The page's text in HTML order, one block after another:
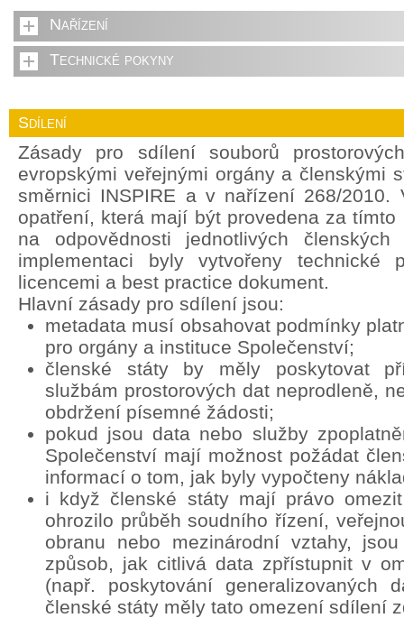
Nařízení
Technické pokyny
Sdílení
Zásady pro sdílení souborů
evropskými veřejnými orgány a členskými
směrnici INSPIRE a v nařízení 268/2010.
opatření, která mají být provedena za tímto
na odpovědnosti jednotlivých
implementaci byly vytvořeny technické
licencemi a best practice dokument.
Hlavní zásady pro sdílení jsou:
metadata musí obsahovat podmínky
pro orgány a instituce Společenství;
členské státy by měly poskytovat
službám prostorových dat neprodleně,
obdržení písemné žádosti;
pokud jsou data nebo služby
Společenství mají možnost požádat
informací o tom, jak byly vypočteny
i když členské státy mají právo
ohrozilo průběh soudního řízení,
obranu nebo mezinárodní vztahy,
způsob, jak citlivá data zpřístupnit v
(např. poskytování generalizovaných
členské státy měly tato omezení sdílení